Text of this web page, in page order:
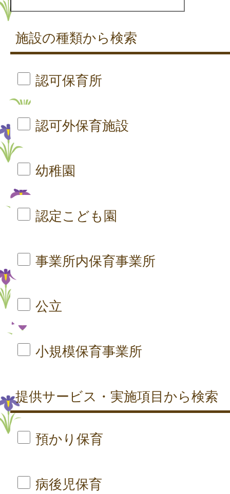
施設の種類から検索
認可保育所
認可外保育施設
幼稚園
認定こども園
事業所内保育事業所
公立
小規模保育事業所
提供サービス・実施項目から検索
預かり保育
病後児保育